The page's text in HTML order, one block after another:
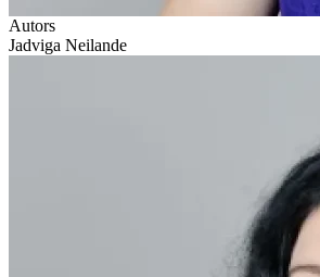
Autors
Jadviga Neilande